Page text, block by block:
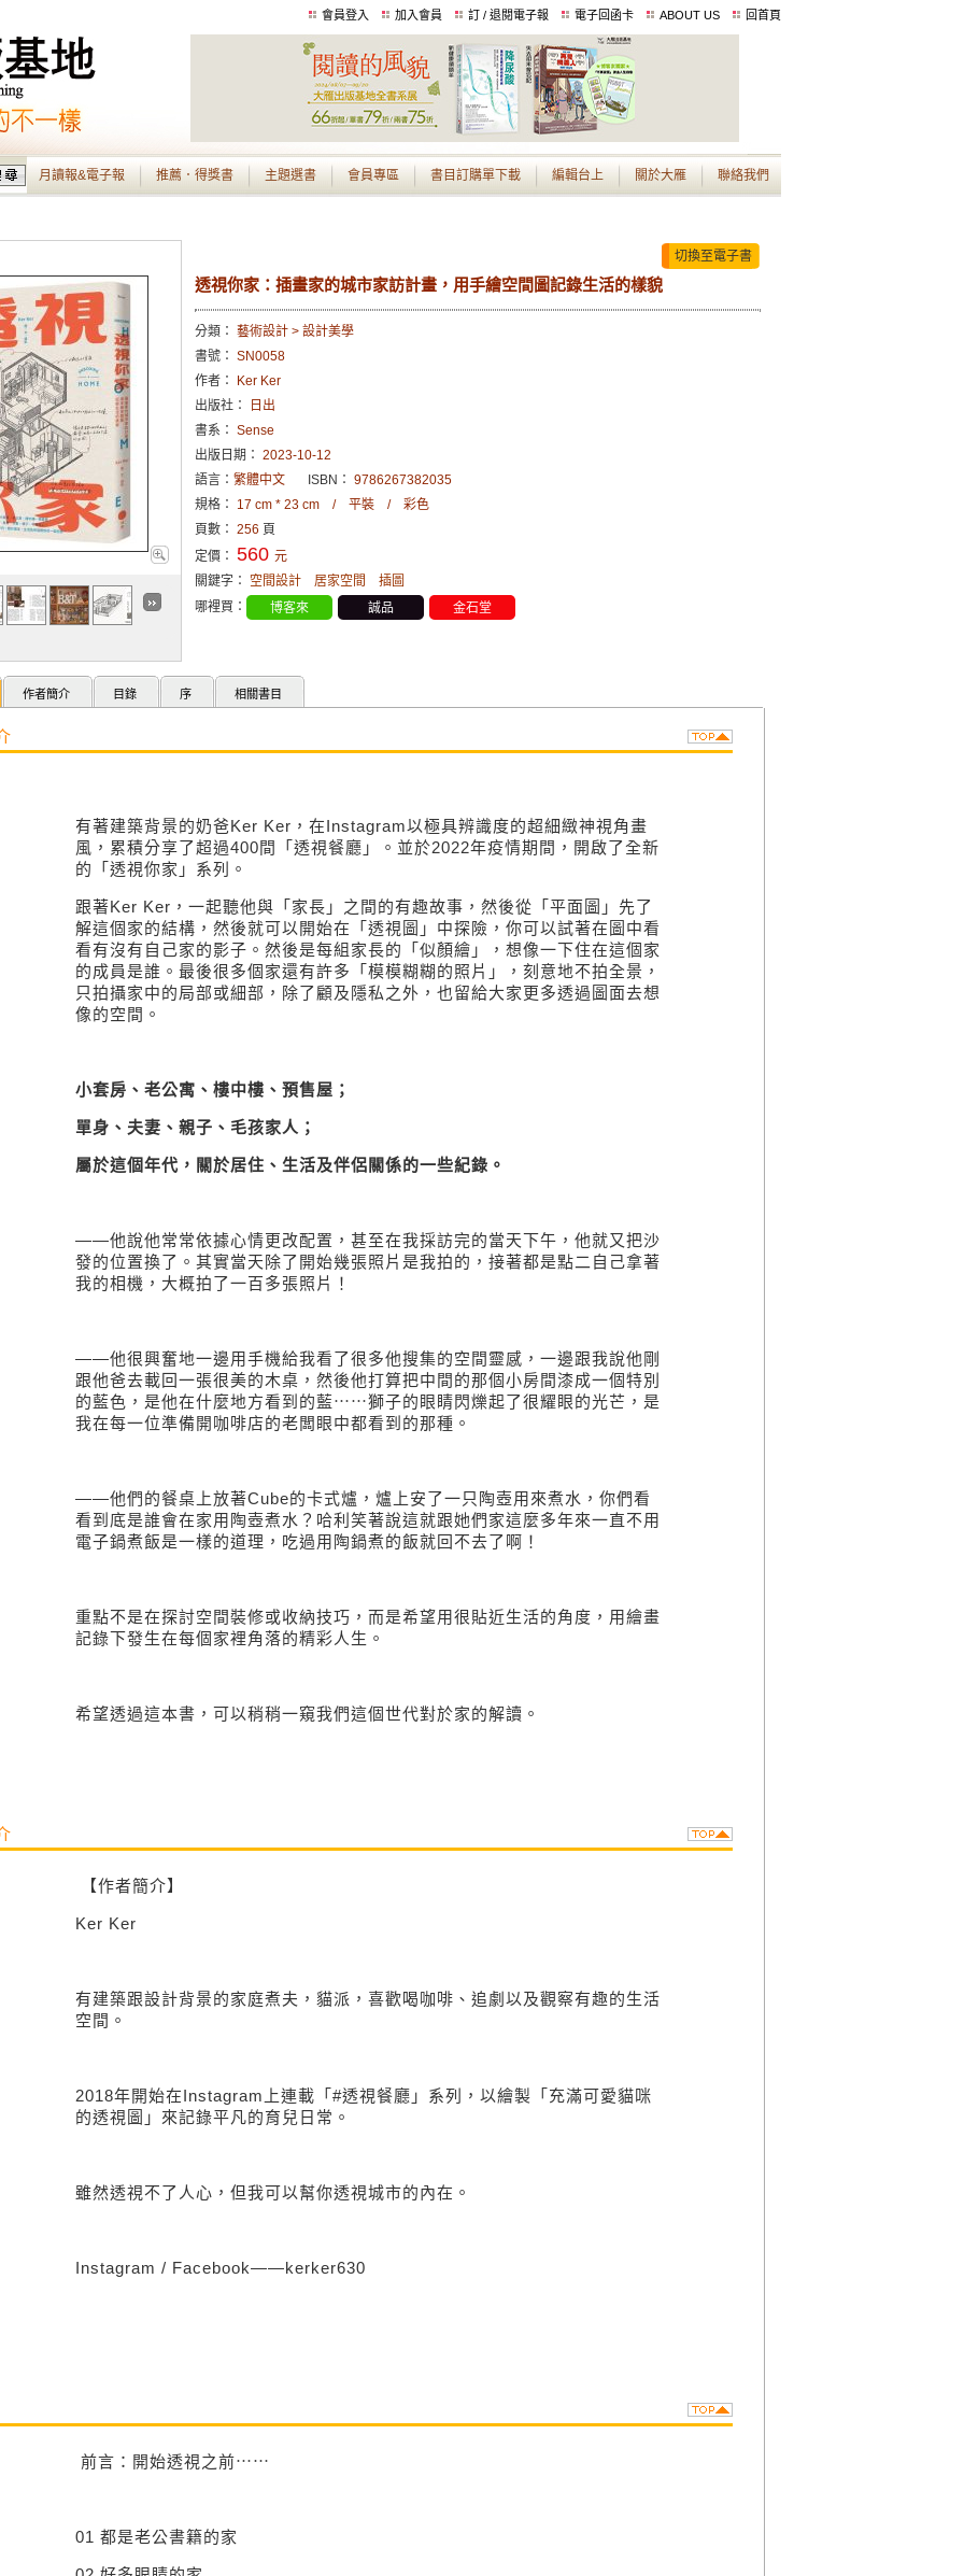
會員登入 加入會員 訂 / 退閱電子報 電子回函卡 ABOUT US 回首頁
月讀報&電子報 推薦．得獎書 主題選書 會員專區 書目訂購單下載 編輯台上 關於大雁 聯絡我們
切換至電子書
透視你家：插畫家的城市家訪計畫，用手繪空間圖記錄生活的樣貌
分類： 藝術設計 > 設計美學
書號： SN0058
作者：
Ker Ker
出版社：
日出
書系： Sense
出版日期： 2023-10-12
語言： 繁體中文 ISBN： 9786267382035
規格： 17 cm * 23 cm / 平裝 / 彩色
頁數： 256 頁
定價： 560 元
關鍵字： 空間設計 居家空間
插圖
哪裡買：
博客來 誠品 金石堂
作者簡介 目錄 序 相關書目
有著建築背景的奶爸Ker Ker ，在Instagram以極具辨識度的超細緻神視角畫
風，累積分享了超過400間「透視餐廳」。並於2022年疫情期間，開啟了全新
的「透視你家」系列。
跟著Ker Ker ，一起聽他與「家長」之間的有趣故事，然後從「平面圖」先了
解這個家的結構，然後就可以開始在「透視圖」中探險，你可以試著在圖中看
看有沒有自己家的影子。然後是每組家長的「似顏繪」，想像一下住在這個家
的成員是誰。最後很多個家還有許多「模模糊糊的照片」，刻意地不拍全景，
只拍攝家中的局部或細部，除了顧及隱私之外，也留給大家更多透過圖面去想
像的空間。
小套房、老公寓、樓中樓、預售屋；
單身、夫妻、親子、毛孩家人；
屬於這個年代，關於居住、生活及伴侶關係的一些紀錄。
――他說他常常依據心情更改配置，甚至在我採訪完的當天下午，他就又把沙
發的位置換了。其實當天除了開始幾張照片是我拍的，接著都是點二自己拿著
我的相機，大概拍了一百多張照片！
――他很興奮地一邊用手機給我看了很多他搜集的空間靈感，一邊跟我說他剛
跟他爸去載回一張很美的木桌，然後他打算把中間的那個小房間漆成一個特別
的藍色，是他在什麼地方看到的藍⋯⋯獅子的眼睛閃爍起了很耀眼的光芒，是
我在每一位準備開咖啡店的老闆眼中都看到的那種。
――他們的餐桌上放著Cube的卡式爐，爐上安了一只陶壺用來煮水，你們看
看到底是誰會在家用陶壺煮水？哈利笑著說這就跟她們家這麼多年來一直不用
電子鍋煮飯是一樣的道理，吃過用陶鍋煮的飯就回不去了啊！
重點不是在探討空間裝修或收納技巧，而是希望用很貼近生活的角度，用繪畫
記錄下發生在每個家裡角落的精彩人生。
希望透過這本書，可以稍稍一窺我們這個世代對於家的解讀。
【作者簡介】
Ker Ker
有建築跟設計背景的家庭煮夫，貓派，喜歡喝咖啡、追劇以及觀察有趣的生活
空間。
2018年開始在Instagram上連載「#透視餐廳」系列，以繪製「充滿可愛貓咪
的透視圖」來記錄平凡的育兒日常。
雖然透視不了人心，但我可以幫你透視城市的內在。
Instagram / Facebook――kerker630
前言：開始透視之前⋯⋯
01 都是老公書籍的家